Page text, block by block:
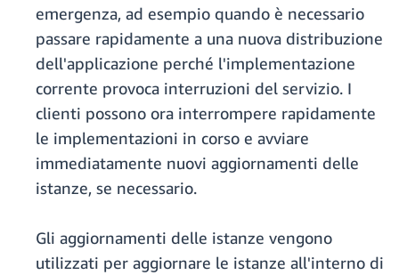
emergenza, ad esempio quando è necessario
passare rapidamente a una nuova distribuzione
dell'applicazione perché l'implementazione
corrente provoca interruzioni del servizio. I
clienti possono ora interrompere rapidamente
le implementazioni in corso e avviare
immediatamente nuovi aggiornamenti delle
istanze, se necessario.
Gli aggiornamenti delle istanze vengono
utilizzati per aggiornare le istanze all'interno di